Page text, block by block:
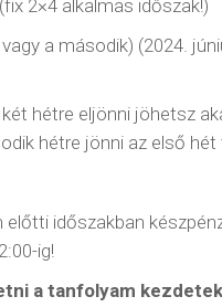
(fix 2×4 alkalmas időszak!)
a második) (2024.
hétre eljönni jöhetsz
hétre jönni az első
időszakban
ig!
a tanfolyam
06 30 905